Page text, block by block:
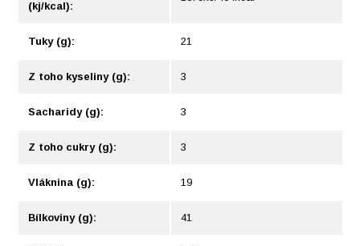
(kj/kcal):
Tuky (g): 21
Z toho kyseliny (g): 3
Sacharidy (g): 3
Z toho cukry (g): 3
Vláknina (g): 19
Bílkoviny (g): 41